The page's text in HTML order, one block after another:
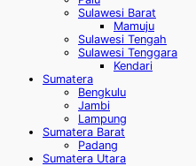
Sulawesi Barat
Mamuju
Sulawesi Tengah
Sulawesi Tenggara
Kendari
Sumatera
Bengkulu
Jambi
Lampung
Sumatera Barat
Padang
Sumatera Utara